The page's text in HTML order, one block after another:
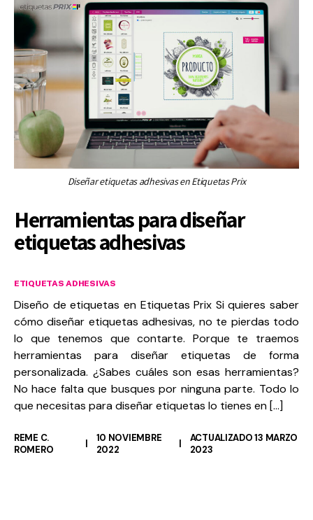
Diseñar etiquetas adhesivas en Etiquetas Prix
Herramientas para diseñar
etiquetas adhesivas
ETIQUETAS ADHESIVAS
Diseño de etiquetas en Etiquetas Prix Si quieres saber
cómo diseñar etiquetas adhesivas, no te pierdas todo
lo que tenemos que contarte. Porque te traemos
herramientas para diseñar etiquetas de forma
personalizada. ¿Sabes cuáles son esas herramientas?
No hace falta que busques por ninguna parte. Todo lo
que necesitas para diseñar etiquetas lo tienes en […]
REME C.
ROMERO
10 NOVIEMBRE
2022
ACTUALIZADO 13 MARZO
2023